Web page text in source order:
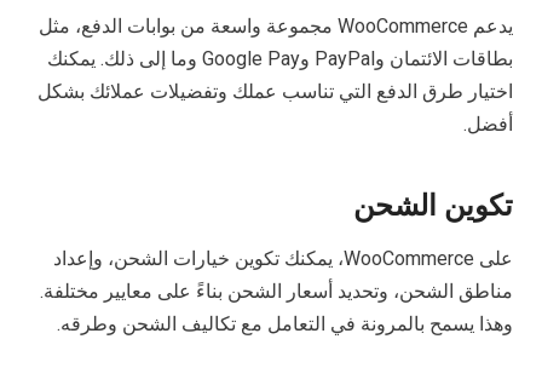
يدعم WooCommerce مجموعة واسعة من بوابات الدفع، مثل
بطاقات الائتمان وPayPal وGoogle Pay وما إلى ذلك. يمكنك
اختيار طرق الدفع التي تناسب عملك وتفضيلات عملائك بشكل
أفضل.
تكوين الشحن
على WooCommerce، يمكنك تكوين خيارات الشحن، وإعداد
مناطق الشحن، وتحديد أسعار الشحن بناءً على معايير مختلفة.
وهذا يسمح بالمرونة في التعامل مع تكاليف الشحن وطرقه.